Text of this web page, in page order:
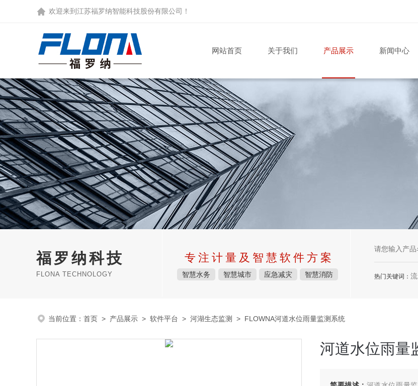
欢迎来到 江苏福罗纳智能科技股份有限公司 ！
网站首页 关于我们 产品展示 新闻中心
福罗纳科技
FLONA TECHNOLOGY
专注计量及智慧软件方案
智慧水务 智慧城市 应急减灾 智慧消防 热门关键词： 流
当前位置： 首页 > 产品展示 > 软件平台 > 河湖生态监测 > FLOWNA河道水位雨量监测系统
河道水位雨量